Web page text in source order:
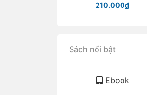
210.000₫
Sách nổi bật
Ebook